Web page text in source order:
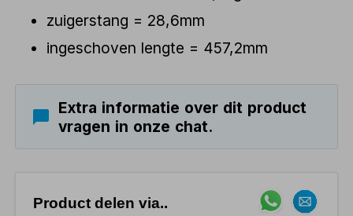
zuigerstang = 28,6mm
ingeschoven lengte = 457,2mm
Extra informatie over dit product
vragen in onze chat.
Product delen via..